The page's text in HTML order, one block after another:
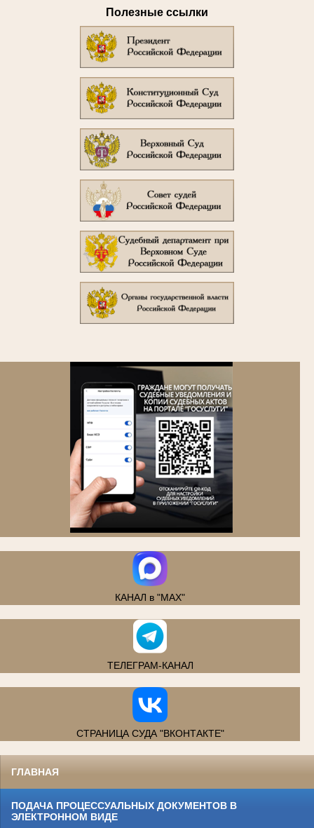
Полезные ссылки
КАНАЛ в "MAX"
ТЕЛЕГРАМ-КАНАЛ
СТРАНИЦА СУДА "ВКОНТАКТЕ"
ГЛАВНАЯ
ПОДАЧА ПРОЦЕССУАЛЬНЫХ ДОКУМЕНТОВ В
ЭЛЕКТРОННОМ ВИДЕ